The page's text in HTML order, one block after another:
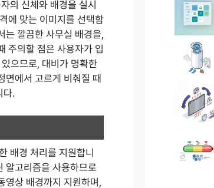
의 신체와 배경을 실시
에 맞는 이미지를 선택함
는 깔끔한 사무실 배경을,
주의할 점은 사용자가 입
으므로, 대비가 명확한
면에서 고르게 비춰질 때
다.
배경 처리를 지원합니
알고리즘을 사용하므로
영상 배경까지 지원하며,